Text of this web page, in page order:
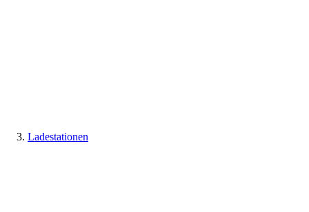
Ladestationen